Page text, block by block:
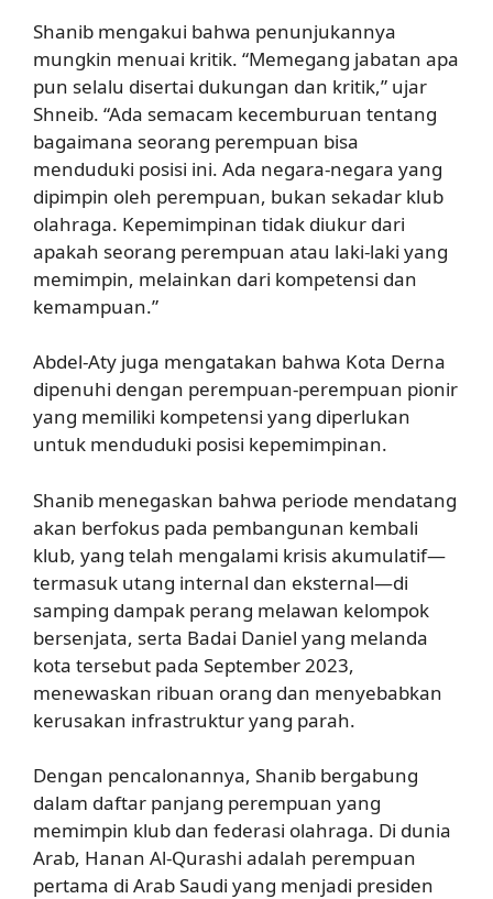
Shanib mengakui bahwa penunjukannya
mungkin menuai kritik. “Memegang jabatan apa
pun selalu disertai dukungan dan kritik,” ujar
Shneib. “Ada semacam kecemburuan tentang
bagaimana seorang perempuan bisa
menduduki posisi ini. Ada negara-negara yang
dipimpin oleh perempuan, bukan sekadar klub
olahraga. Kepemimpinan tidak diukur dari
apakah seorang perempuan atau laki-laki yang
memimpin, melainkan dari kompetensi dan
kemampuan.”
Abdel-Aty juga mengatakan bahwa Kota Derna
dipenuhi dengan perempuan-perempuan pionir
yang memiliki kompetensi yang diperlukan
untuk menduduki posisi kepemimpinan.
Shanib menegaskan bahwa periode mendatang
akan berfokus pada pembangunan kembali
klub, yang telah mengalami krisis akumulatif—
termasuk utang internal dan eksternal—di
samping dampak perang melawan kelompok
bersenjata, serta Badai Daniel yang melanda
kota tersebut pada September 2023,
menewaskan ribuan orang dan menyebabkan
kerusakan infrastruktur yang parah.
Dengan pencalonannya, Shanib bergabung
dalam daftar panjang perempuan yang
memimpin klub dan federasi olahraga. Di dunia
Arab, Hanan Al-Qurashi adalah perempuan
pertama di Arab Saudi yang menjadi presiden